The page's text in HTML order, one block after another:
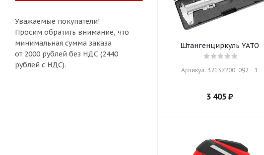
Штангенциркуль YATO
Артикул: 37157200  092    1
3 405 ₽
Уважаемые покупатели!
Просим обратить внимание, что
минимальная сумма заказа
от 2000 рублей без НДС (2440
рублей с НДС).